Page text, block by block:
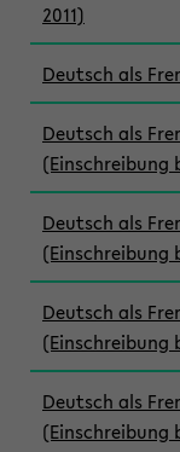
2011)
Deutsch als
Deutsch als
(Einschreibung
Deutsch als
(Einschreibung
Deutsch als
(Einschreibung
Deutsch als
(Einschreibung